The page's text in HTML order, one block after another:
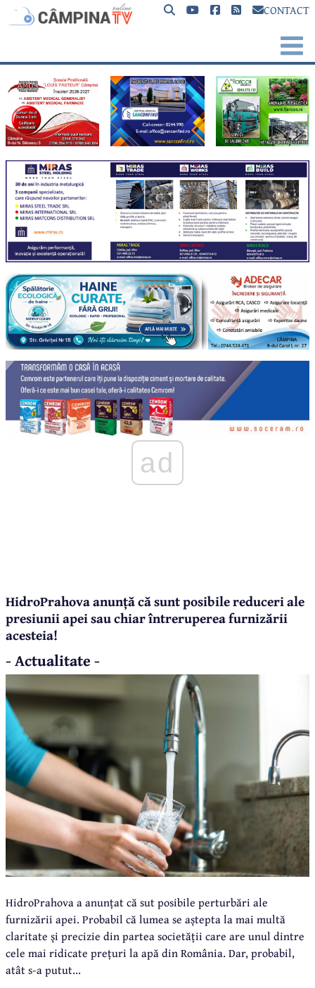
CONTACT
ad
HidroPrahova anunță că sunt posibile reduceri ale
presiunii apei sau chiar întreruperea furnizării
acesteia!
- Actualitate -
HidroPrahova a anunțat că sut posibile perturbări ale
furnizării apei. Probabil că lumea se aștepta la mai multă
claritate și precizie din partea societății care are unul dintre
cele mai ridicate prețuri la apă din România. Dar, probabil,
atât s-a putut...